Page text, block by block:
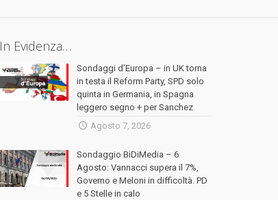
In Evidenza…
Sondaggi d’Europa – in UK torna
in testa il Reform Party, SPD solo
quinta in Germania, in Spagna
leggero segno + per Sanchez
Agosto 7, 2026
Sondaggio BiDiMedia – 6
Agosto: Vannacci supera il 7%,
Governo e Meloni in difficoltà. PD
e 5 Stelle in calo